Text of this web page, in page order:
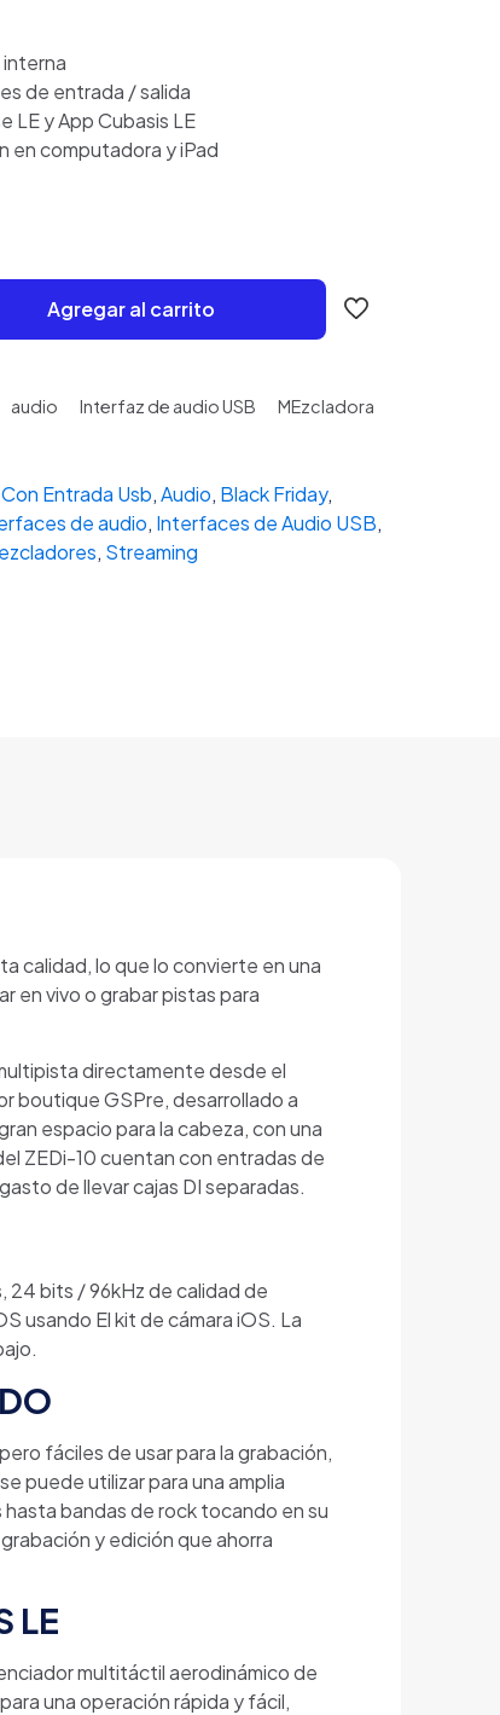
de entrada / salida
LE y App Cubasis LE
en computadora y iPad
Agregar al carrito
audio Interfaz de audio USB
MEzcladora
Entrada Usb,Audio, Black Friday,
de audio, Interfaces de Audio USB,
, Streaming
calidad, lo que lo convierte en una
en vivo o grabar pistas para
directamente desde el
boutique GSPre, desarrollado a
espacio para la cabeza, con una
ZEDi-10 cuentan con entradas de
de llevar cajas DI separadas.
24 bits / 96kHz de calidad de
usando El kit de cámara iOS. La
fáciles de usar para la grabación,
puede utilizar para una amplia
bandas de rock tocando en su
y edición que ahorra
LE
multitáctil aerodinámico de
una operación rápida y fácil,